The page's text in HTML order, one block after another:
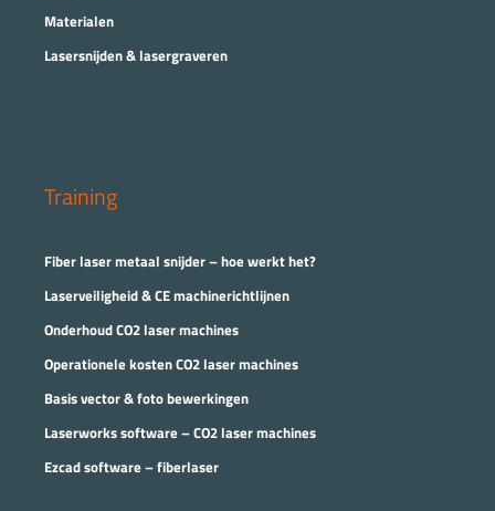
Materialen
Lasersnijden & lasergraveren
Training
Fiber laser metaal snijder – hoe werkt het?
Laserveiligheid & CE machinerichtlijnen
Onderhoud CO2 laser machines
Operationele kosten CO2 laser machines
Basis vector & foto bewerkingen
Laserworks software – CO2 laser machines
Ezcad software – fiberlaser